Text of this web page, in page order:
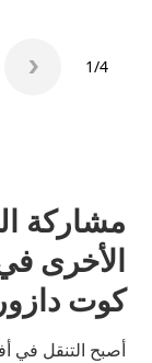
1/4
مشاركة
الأخرى
كوت دازور
أصبح التنقل في